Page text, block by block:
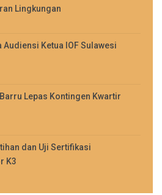
Lingkungan
Ketua IOF Sulawesi
Lepas Kontingen Kwartir
dan Uji Sertifikasi
K3